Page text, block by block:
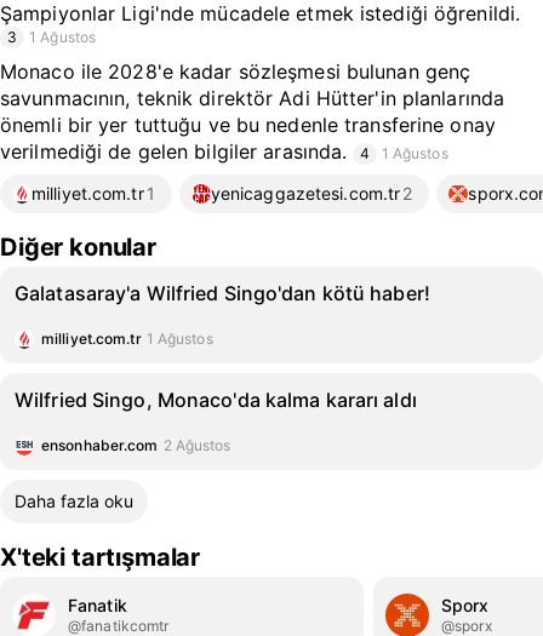
Şampiyonlar Ligi'nde mücadele etmek istediği öğrenildi.
3 1 Ağustos
Monaco ile 2028'e kadar sözleşmesi bulunan genç
savunmacının, teknik direktör Adi Hütter'in planlarında
önemli bir yer tuttuğu ve bu nedenle transferine onay
verilmediği de gelen bilgiler arasında.
4 1 Ağustos
milliyet.com.tr1 yenicaggazetesi.com.tr2
Diğer konular
Galatasaray'a Wilfried Singo'dan kötü haber!
milliyet.com.tr 1 Ağustos
Wilfried Singo, Monaco'da kalma kararı aldı
ensonhaber.com 2 Ağustos
Daha fazla oku
X'teki tartışmalar
Fanatik
@fanatikcomtr
Sporx
@sporx